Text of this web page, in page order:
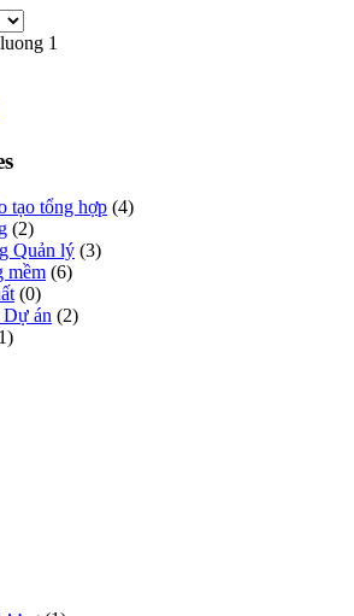
tạo tổng hợp (4)
(2)
Quản lý (3)
mềm (6)
(0)
án (2)